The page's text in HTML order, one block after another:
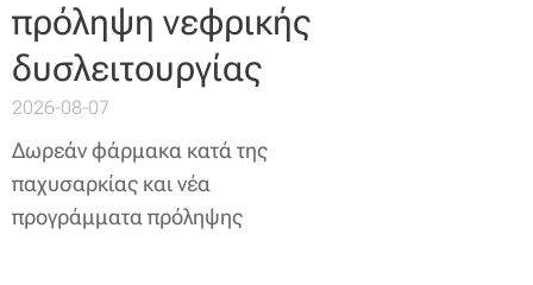
πρόληψη νεφρικής
δυσλειτουργίας
2026-08-07
Δωρεάν φάρμακα κατά της
παχυσαρκίας και νέα
προγράμματα πρόληψης